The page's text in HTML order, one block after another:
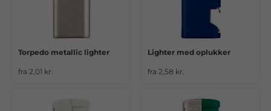
Torpedo metallic lighter
fra 2,01 kr.
Lighter med oplukker
fra 2,58 kr.